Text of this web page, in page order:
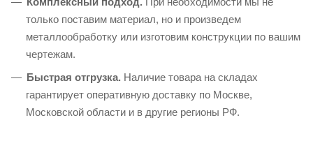
только поставим материал, но и произведем
металлообработку или изготовим конструкции по вашим
чертежам.
Быстрая отгрузка. Наличие товара на складах
гарантирует оперативную доставку по Москве,
Московской области и в другие регионы РФ.